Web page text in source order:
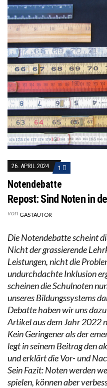
26. APRIL 2024 1
Notendebatte
Repost: Sind Noten in
von GASTAUTOR
Die Notendebatte scheint
Nicht der grassierende
Leistungen, nicht die
undurchdachte Inklusion
scheinen die Schulnoten
unseres Bildungssystems
Debatte haben wir uns
Artikel aus dem Jahr 2022
Kein Geringener als der
legt in seinem Beitrag den
und erklärt die Vor- und
Sein Fazit: Noten werden
spielen, können aber